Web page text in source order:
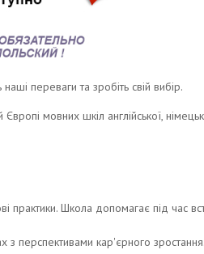
наші переваги та зробіть свій вибір.
мовних шкіл англійської,
практики. Школа допомагає під час
з перспективами кар'єрного